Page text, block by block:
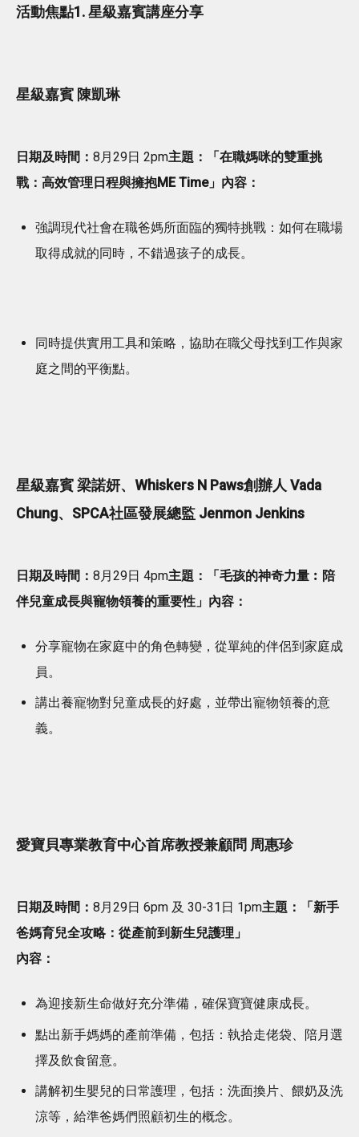
活動焦點1. 星級嘉賓講座分享
星級嘉賓 陳凱琳
日期及時間： 8月29日 2pm主題：「在職媽咪的雙重挑
戰：高效管理日程與擁抱ME Time」 內容：
強調現代社會在職爸媽所面臨的獨特挑戰：如何在職場
取得成就的同時，不錯過孩子的成長。
同時提供實用工具和策略，協助在職父母找到工作與家
庭之間的平衡點。
星級嘉賓 梁諾妍、Whiskers N Paws創辦人 Vada
Chung、SPCA社區發展總監 Jenmon Jenkins
日期及時間： 8月29日 4pm主題：「毛孩的神奇力量︰陪
伴兒童成長與寵物領養的重要性」 內容：
分享寵物在家庭中的角色轉變，從單純的伴侶到家庭成
員。
講出養寵物對兒童成長的好處，並帶出寵物領養的意
義。
愛寶貝專業教育中心首席教授兼顧問 周惠珍
日期及時間： 8月29日 6pm 及 30-31日 1pm主題：「新手
爸媽育兒全攻略：從產前到新生兒護理」
內容：
為迎接新生命做好充分準備，確保寶寶健康成長。
點出新手媽媽的產前準備，包括：執拾走佬袋、陪月選
擇及飲食留意。
講解初生嬰兒的日常護理，包括：洗面換片、餵奶及洗
涼等，給準爸媽們照顧初生的概念。